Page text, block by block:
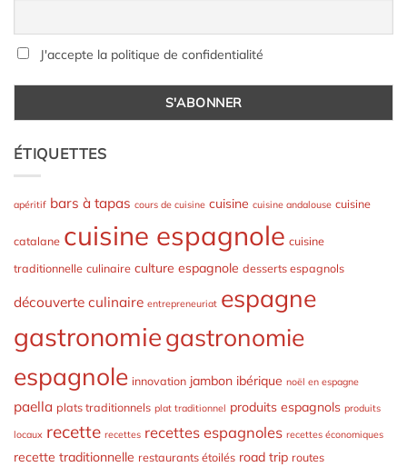
J'accepte la politique de confidentialité
ÉTIQUETTES
apéritif bars à tapas cours de cuisine cuisine cuisine andalouse cuisine
catalane cuisine espagnole cuisine
traditionnelle culinaire culture espagnole desserts espagnols
découverte culinaire entrepreneuriat espagne
gastronomiegastronomie
espagnole innovation jambon ibérique noël en espagne
paella plats traditionnels plat traditionnel produits espagnols produits
locaux recette recettes recettes espagnoles recettes économiques
recette traditionnelle restaurants étoilés road trip routes